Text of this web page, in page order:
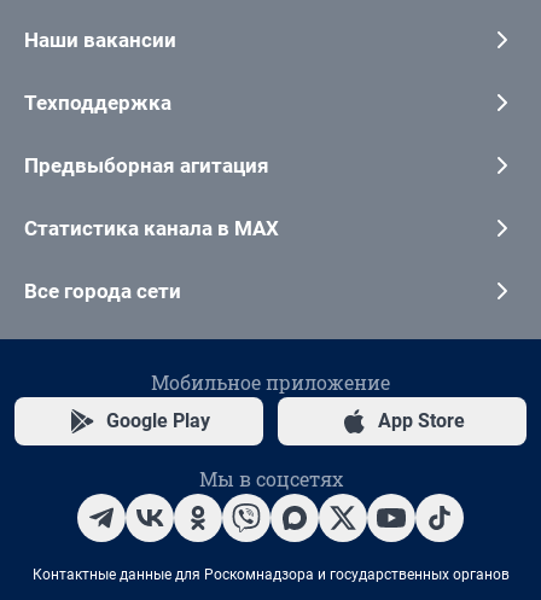
Наши вакансии
Техподдержка
Предвыборная агитация
Статистика канала в MAX
Все города сети
Мобильное приложение
Google Play App Store
Мы в соцсетях
Контактные данные для Роскомнадзора и государственных органов